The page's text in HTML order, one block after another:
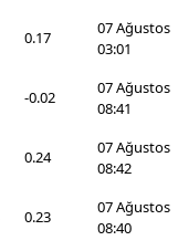
0.17
07 Ağustos
03:01
-0.02
07 Ağustos
08:41
0.24
07 Ağustos
08:42
0.23
07 Ağustos
08:40